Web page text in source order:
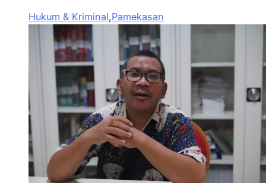
Hukum & Kriminal,Pamekasan